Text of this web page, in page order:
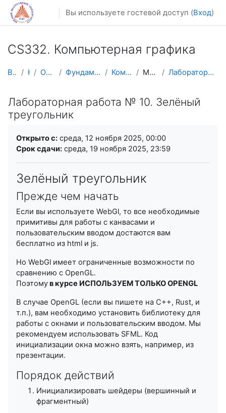
Перейти к основному содержанию
Вы используете гостевой доступ (Вход)
CS332. Компьютерная графика
В начало Курсы Осенний семестр Фундаментальная информатика и ИТ Компьютерная графика Модуль 3. OpenGL Лабораторная работа № 10. Зелёный треугольник
Лабораторная работа № 10. Зелёный
треугольник
Открыто с: среда, 12 ноября 2025, 00:00
Срок сдачи: среда, 19 ноября 2025, 23:59
Зелёный треугольник
Прежде чем начать
Если вы используете WebGl, то все необходимые
примитивы для работы с канвасами и
пользовательским вводом достаются вам
бесплатно из html и js.
Но WebGl имеет ограниченные возможности по
сравнению с OpenGL.
Поэтомув курсе ИСПОЛЬЗУЕМ ТОЛЬКО OPENGL
В случае OpenGL (если вы пишете на C++, Rust, и
т.п.), вам необходимо установить библиотеку для
работы с окнами и пользовательским вводом. Мы
рекомендуем использовать SFML. Код
инициализации окна можно взять, например, из
презентации.
Порядок действий
Инициализировать шейдеры (вершинный и
фрагментный)